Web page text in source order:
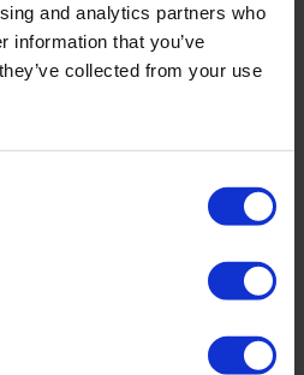
and analytics partners who
information that you’ve
collected from your use
Strategie